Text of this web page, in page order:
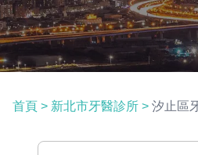
首頁 > 新北市牙醫診所 > 汐止區